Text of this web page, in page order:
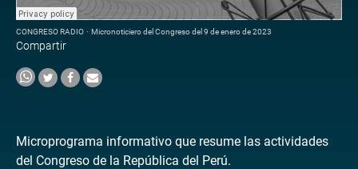
CONGRESO RADIO · Micronoticiero del Congreso del 9 de enero de 2023
Compartir
Microprograma informativo que resume las actividades
del Congreso de la República del Perú.